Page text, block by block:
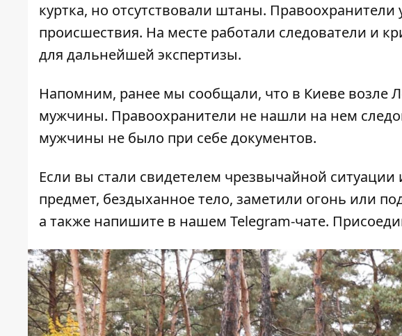
куртка, но отсутствовали штаны.
происшествия. На месте работали следователи и
для дальнейшей экспертизы.
Напомним, ранее мы сообщали, что в Киеве возле
мужчины. Правоохранители не нашли на нем
мужчины не было при себе документов.
Если вы стали свидетелем чрезвычайной
предмет, бездыханное тело, заметили огонь или
а также напишите в нашем Telegram-чате.